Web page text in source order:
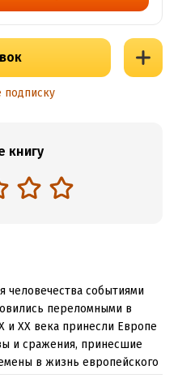
книгу
человечества событиями
переломными в
и XX века принесли Европе
и сражения, принесшие
в жизнь европейского